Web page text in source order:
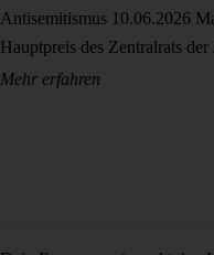
Antisemitismus 10.06.2026
Hauptpreis des Zentralrats
Mehr erfahren